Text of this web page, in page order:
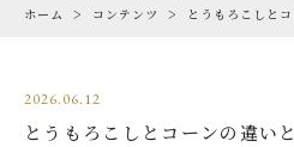
ORDER HISTORY
ABOUT US
Re.FOODSについて
ホーム コンテンツ とうもろこしと
2026.06.12
とうもろこしとコーンの違い